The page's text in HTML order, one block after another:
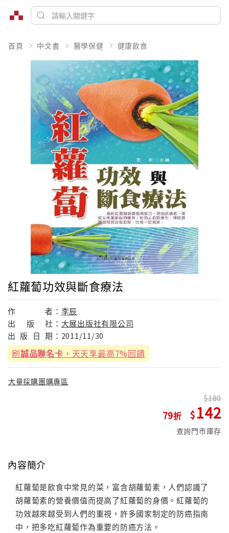
首頁 中文書 醫學保健 健康飲食
紅蘿蔔功效與斷食療法
作 者： 李辰
出
版 社： 大展出版社有限公司
出 版 日 期： 2011/11/30
刷誠品聯名卡 ，天天享最高7%回饋
大量採購團購專區
79
180
142
查詢門市庫存
內容簡介
紅蘿蔔是飲食中常見的菜，富含胡蘿蔔素，人們認識了
胡蘿蔔素的營養價值而提高了紅蘿蔔的身價。紅蘿蔔的
功效越來越受到人們的重視，許多國家制定的防癌指南
中，把多吃紅蘿蔔作為重要的防癌方法。